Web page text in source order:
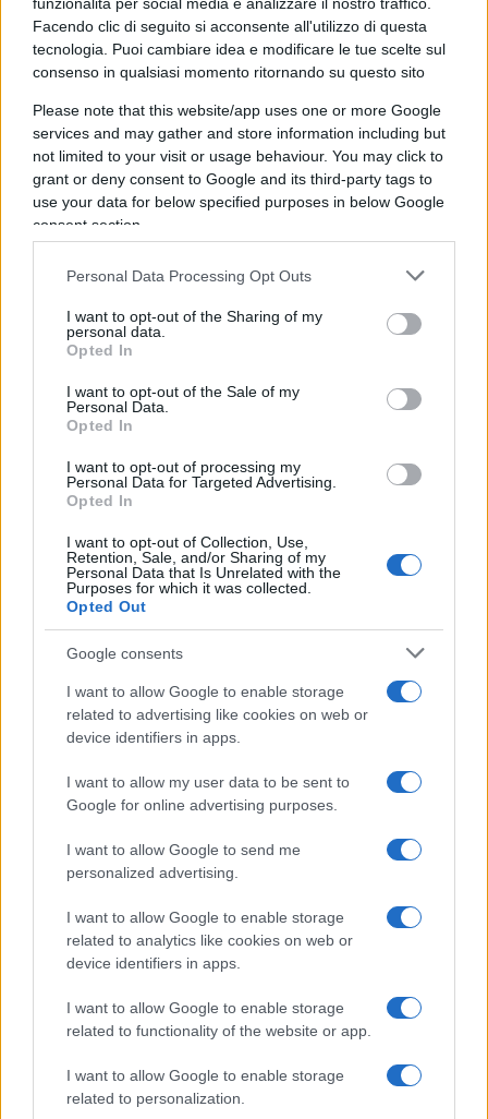
Facendo clic di seguito si acconsente all'utilizzo di questa
tecnologia. Puoi cambiare idea e modificare le tue scelte sul
consenso in qualsiasi momento ritornando su questo sito
Please note that this website/app uses one or more Google
services and may gather and store information including but
not limited to your visit or usage behaviour. You may click to
grant or deny consent to Google and its third-party tags to
use your data for below specified purposes in below Google
consent section.
Personal Data Processing Opt Outs
I want to opt-out of the Sharing of my
personal data.
Opted In
I want to opt-out of the Sale of my
Personal Data.
Opted In
I want to opt-out of processing my
Personal Data for Targeted Advertising.
Opted In
I want to opt-out of Collection, Use,
Retention, Sale, and/or Sharing of my
Personal Data that Is Unrelated with the
Purposes for which it was collected.
Opted Out
Google consents
I want to allow Google to enable storage
related to advertising like cookies on web or
device identifiers in apps.
I want to allow my user data to be sent to
Google for online advertising purposes.
I want to allow Google to send me
personalized advertising.
I want to allow Google to enable storage
related to analytics like cookies on web or
device identifiers in apps.
I want to allow Google to enable storage
related to functionality of the website or app.
I want to allow Google to enable storage
related to personalization.
lealtà verso gli italiani. Il discorso del leader della
Lega si è concentrato sull’Europa, evidenziando
come essa sia la casa di tutti gli italiani, la culla
del cristianesimo, delle libertà, della democrazia,
dei diritti e del lavoro. “L’Europa che vogliamo”, ha
affermato però Salvini, “è quella del benessere,
della felicità, della crescita della tutela della
famiglia e della vita, non è certamente quella
dell’austerità, dei vincoli di bilancio, dei tagli a
che ha cambiato visione sull’Unione europea, ma
è quest’ultima che negli ultimi anni sta mutando.
a fare qualsiasi cosa utile a salvare la vita degli
italiani, elogiando i governatori del centrodestra
Zaia e Fontana che, in maniera del tutto
autonoma, si stanno in queste ore procurando
milioni di dosi di vaccini. Ha ribadito l’impegno a
non imporre nuove tasse, a tagliarle
progressivamente ed a riaprire i cantieri fermi da
troppi anni, favorendo la costruzione di quelle
infrastrutture che oltre a rendere l’Italia un posto
migliore, creerebbero migliaia di posti di lavoro. E
ha apprezzato l’intenzione manifestata da Draghi
di cambiare passo nelle politiche migratorie, con
hanno dovuto “ingoiare il rospo”, nel suo discorso
non troveranno molti pretesti per attaccarlo,
ritenersi soddisfatta del programma presentato
dal presidente Draghi, che, almeno a parole,
sembra più vicino alle istanze del centrodestra
rispetto a quelle della maggioranza uscente.